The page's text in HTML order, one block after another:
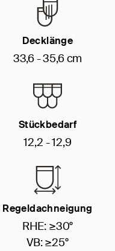
Decklänge
33,6 - 35,6 cm
Stückbedarf
12,2 - 12,9
Regeldachneigung
RHE: ≥30°
VB: ≥25°